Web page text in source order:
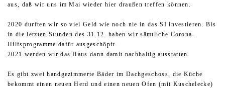
aus, daß wir uns im Mai wieder hier draußen treffen können.
2020 durften wir so viel Geld wie noch nie in das SI investieren. Bis
in die letzten Stunden des 31.12. haben wir sämtliche Corona-
Hilfsprogramme dafür ausgeschöpft.
2021 werden wir das Haus dann damit nachhaltig ausstatten.
Es gibt zwei handgezimmerte Bäder im Dachgeschoss, die Küche
bekommt einen neuen Herd und einen neuen Ofen (mit Kuschelecke)